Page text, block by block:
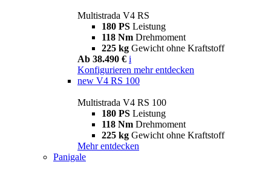
Multistrada V4 RS
180 PS Leistung
118 Nm Drehmoment
225 kg Gewicht ohne Kraftstoff
Ab 38.490 € i
Konfigurieren mehr entdecken
new V4 RS 100
Multistrada V4 RS 100
180 PS Leistung
118 Nm Drehmoment
225 kg Gewicht ohne Kraftstoff
Mehr entdecken
Panigale